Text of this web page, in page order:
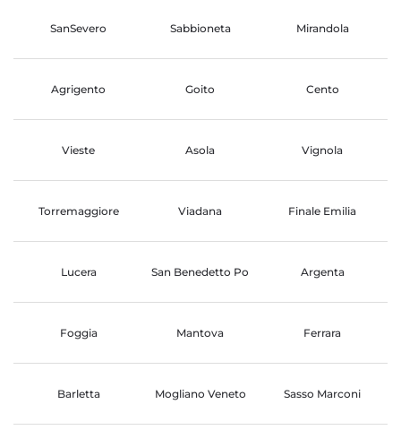
SanSevero Sabbioneta Mirandola
Agrigento Goito Cento
Vieste Asola Vignola
Torremaggiore Viadana Finale Emilia
Lucera San Benedetto Po Argenta
Foggia Mantova Ferrara
Barletta Mogliano Veneto Sasso Marconi